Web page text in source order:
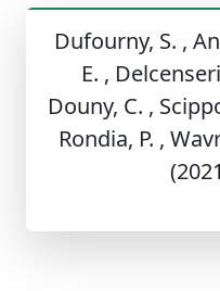
Dufourny, S. ,
E. ,
Douny, C. ,
Rondia, P. ,